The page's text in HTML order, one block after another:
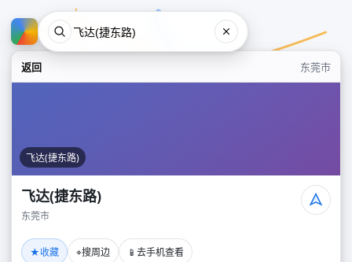
返回 东莞市
飞达(捷东路)
飞达(捷东路)
东莞市
★收藏 ⌖搜周边 📱 去手机查看